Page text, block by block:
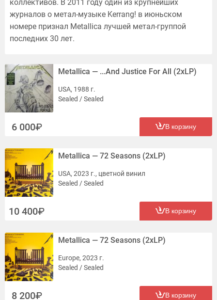
коллективов. В 2011 году один из крупнейших
журналов о метал-музыке Kerrang! в июньском
номере признал Metallica лучшей метал-группой
последних 30 лет.
Metallica — ...And Justice For All (2xLP)
USA, 1988 г.
Sealed / Sealed
6 000 В корзину
Metallica — 72 Seasons (2xLP)
USA, 2023 г., цветной винил
Sealed / Sealed
10 400 В корзину
Metallica — 72 Seasons (2xLP)
Europe, 2023 г.
Sealed / Sealed
8 200 В корзину